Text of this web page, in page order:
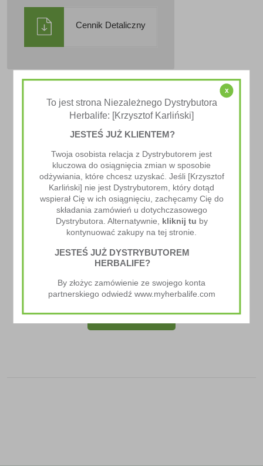
Cennik Detaliczny
Herbalife SKIN Kojący Żel Oczyszczający Z Aloesem
124.00zł
x
To jest strona Niezależnego Dystrybutora
Herbalife: [Krzysztof Karliński]
JESTEŚ JUŻ KLIENTEM?
Twoja osobista relacja z Dystrybutorem jest
kluczowa do osiągnięcia zmian w sposobie
odżywiania, które chcesz uzyskać. Jeśli [Krzysztof
Karliński] nie jest Dystrybutorem, który dotąd
wspierał Cię w ich osiągnięciu, zachęcamy Cię do
składania zamówień u dotychczasowego
Dystrybutora. Alternatywnie, kliknij tu by
kontynuować zakupy na tej stronie.
JESTEŚ JUŻ DYSTRYBUTOREM
HERBALIFE?
By złożyc zamówienie ze swojego konta
partnerskiego odwiedź www.myherbalife.com